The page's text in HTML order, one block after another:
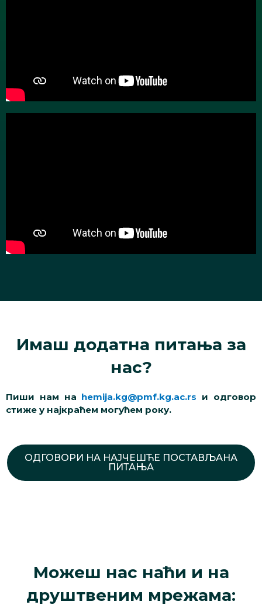
Имаш додатна питања за
нас?
Пиши нам на hemija.kg@pmf.kg.ac.rs и одговор
стиже у најкраћем могућем року.
ОДГОВОРИ НА НАЈЧЕШЋЕ ПОСТАВЉАНА
ПИТАЊА
Можеш нас наћи и на
друштвеним мрежама: